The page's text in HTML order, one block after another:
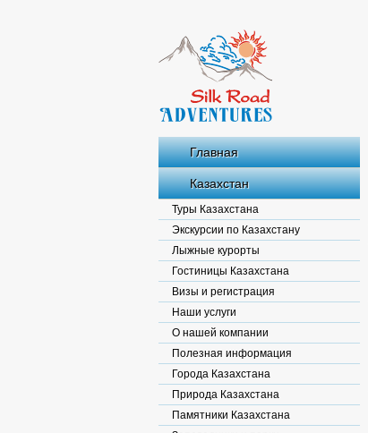
Главная
Казахстан
Туры Казахстана
Экскурсии по Казахстану
Лыжные курорты
Гостиницы Казахстана
Визы и регистрация
Наши услуги
О нашей компании
Полезная информация
Города Казахстана
Природа Казахстана
Памятники Казахстана